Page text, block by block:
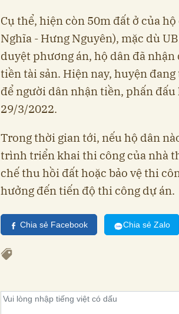
Cụ thể, hiện còn 50m đất ở của
Nghĩa - Hưng Nguyên), mặc dù
duyệt phương án, hộ dân đã
tiền tài sản. Hiện nay, huyện
để người dân nhận tiền, phấn
29/3/2022.
Trong thời gian tới, nếu hộ dân
trình triển khai thi công của nhà
chế thu hồi đất hoặc bảo vệ thi
hưởng đến tiến độ thi công dự án.
Chia sẻ Facebook Chia sẻ Zalo